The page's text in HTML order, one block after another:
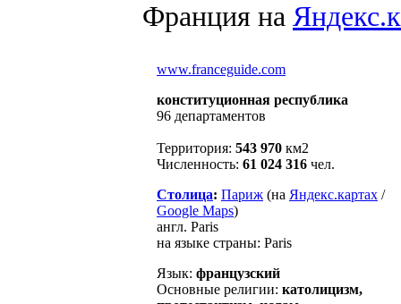
Франция на
www.franceguide.com
конституционная республика
96 департаментов
Территория: 543 970 км2
Численность: 61 024 316 чел.
Столица: Париж (на Яндекс.картах /
Google Maps)
англ. Paris
на языке страны: Paris
Язык: французский
Основные религии: католицизм,